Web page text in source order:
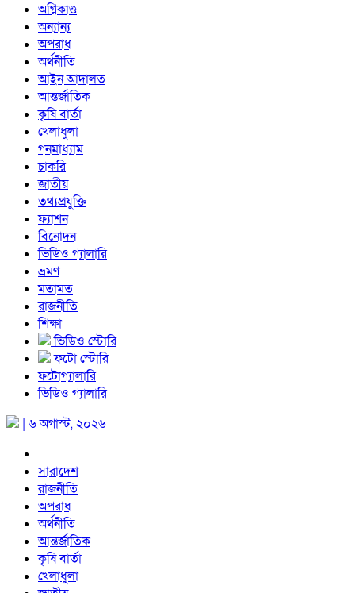
অগ্নিকাণ্ড
অন্যান্য
অপরাধ
অর্থনীতি
আইন আদালত
আন্তর্জাতিক
কৃষি বার্তা
খেলাধুলা
গনমাধ্যাম
চাকরি
জাতীয়
তথ্যপ্রযুক্তি
ফ্যাশন
বিনোদন
ভিডিও গ্যালারি
ভ্রমণ
মতামত
রাজনীতি
শিক্ষা
ভিডিও স্টোরি
ফটো স্টোরি
ফটোগ্যালারি
ভিডিও গ্যালারি
| ৬ অগাস্ট, ২০২৬
সারাদেশ
রাজনীতি
অপরাধ
অর্থনীতি
আন্তর্জাতিক
কৃষি বার্তা
খেলাধুলা